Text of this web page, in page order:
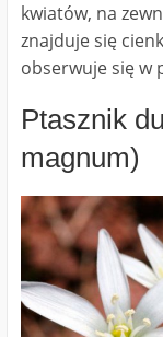
kwiatów, na
znajduje się
obserwuje się w
Ptasznik
magnum)